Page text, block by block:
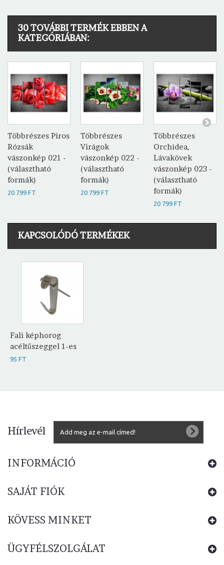
30 TOVÁBBI TERMÉK EBBEN A
KATEGÓRIÁBAN:
Többrészes Piros
Rózsák
vászonkép 021 -
(választható
formák)
20 799 FT
Többrészes
Virágok
vászonkép 022 -
(választható
formák)
20 799 FT
Többrészes
Orchidea,
Lávakövek
vászonkép 023 -
(választható
formák)
20 799 FT
KAPCSOLÓDÓ TERMÉKEK
Fali képhorog
acéltűszeggel 1-es
95 FT
Hírlevél
INFORMÁCIÓ
SAJÁT FIÓK
KÖVESS MINKET
ÜGYFÉLSZOLGÁLAT